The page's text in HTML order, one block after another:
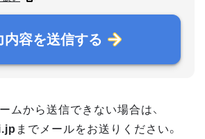
内容を送信する
ムから送信できない場合は、
までメールをお送りください。